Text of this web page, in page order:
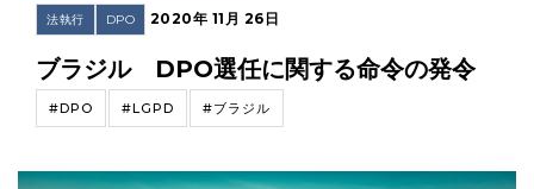
法執行 DPO 2020年 11月 26日
ブラジル DPO選任に関する命令の発令
#DPO #LGPD #ブラジル